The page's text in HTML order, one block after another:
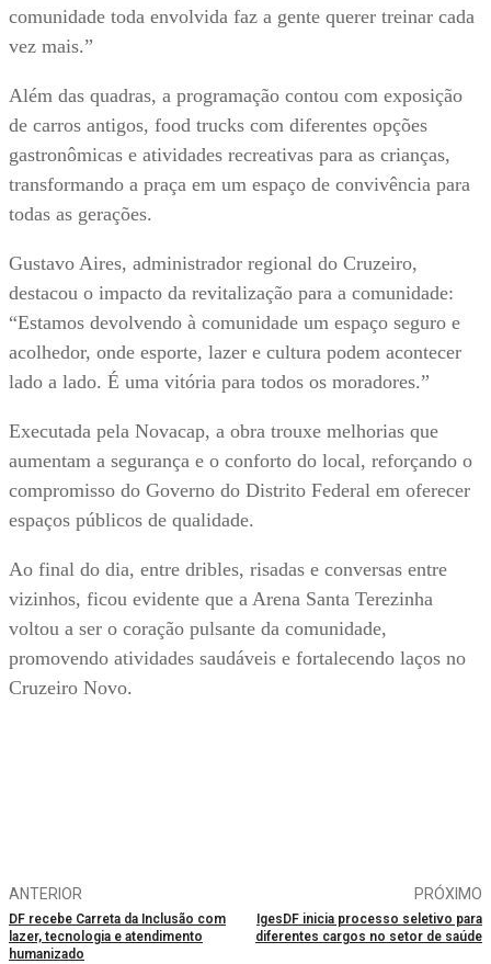
comunidade toda envolvida faz a gente querer treinar cada
vez mais.”
Além das quadras, a programação contou com exposição
de carros antigos, food trucks com diferentes opções
gastronômicas e atividades recreativas para as crianças,
transformando a praça em um espaço de convivência para
todas as gerações.
Gustavo Aires, administrador regional do Cruzeiro,
destacou o impacto da revitalização para a comunidade:
“Estamos devolvendo à comunidade um espaço seguro e
acolhedor, onde esporte, lazer e cultura podem acontecer
lado a lado. É uma vitória para todos os moradores.”
Executada pela Novacap, a obra trouxe melhorias que
aumentam a segurança e o conforto do local, reforçando o
compromisso do Governo do Distrito Federal em oferecer
espaços públicos de qualidade.
Ao final do dia, entre dribles, risadas e conversas entre
vizinhos, ficou evidente que a Arena Santa Terezinha
voltou a ser o coração pulsante da comunidade,
promovendo atividades saudáveis e fortalecendo laços no
Cruzeiro Novo.
ANTERIOR
DF recebe Carreta da Inclusão com
lazer, tecnologia e atendimento
humanizado
PRÓXIMO
IgesDF inicia processo seletivo para
diferentes cargos no setor de saúde